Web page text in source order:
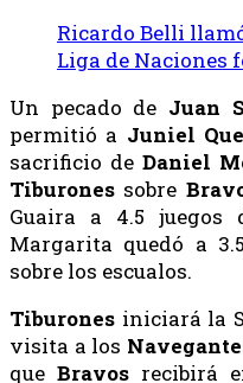
Ricardo Belli
Liga de Naciones
Un pecado de Juan
permitió a Juniel
sacrificio de Daniel
Tiburones sobre
Guaira a 4.5 juegos
Margarita quedó a
sobre los escualos.
Tiburones iniciará la
visita a los
queBravos recibirá